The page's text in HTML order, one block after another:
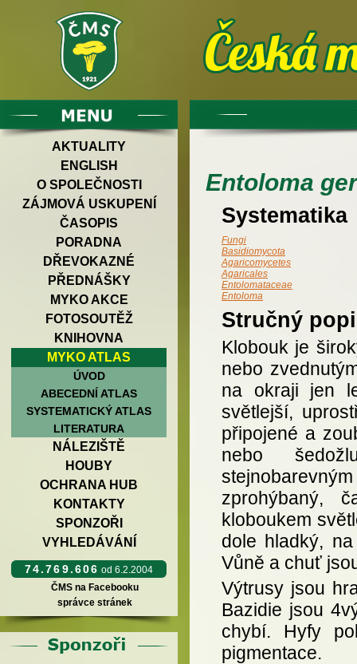
AKTUALITY
ENGLISH
O SPOLEČNOSTI
ZÁJMOVÁ USKUPENÍ
ČASOPIS
PORADNA
DŘEVOKAZNÉ
PŘEDNÁŠKY
MYKO AKCE
FOTOSOUTĚŽ
KNIHOVNA
MYKO ATLAS
ÚVOD
ABECEDNÍ ATLAS
SYSTEMATICKÝ ATLAS
LITERATURA
NÁLEZIŠTĚ
HOUBY
OCHRANA HUB
KONTAKTY
SPONZOŘI
VYHLEDÁVÁNÍ
74.769.606 od 6.2.2004
ČMS na Facebooku
správce stránek
Entoloma
Systematika
Fungi
Basidiomycota
Agaricomycetes
Agaricales
Entolomataceae
Entoloma
Stručný
Klobouk je
nebo
na okraji jen
světlejší,
připojené a
nebo
zprohýbaný,
kloboukem
dole hladký,
Vůně a chuť
Výtrusy jsou
Bazidie jsou
chybí. Hyfy
pigmentace.